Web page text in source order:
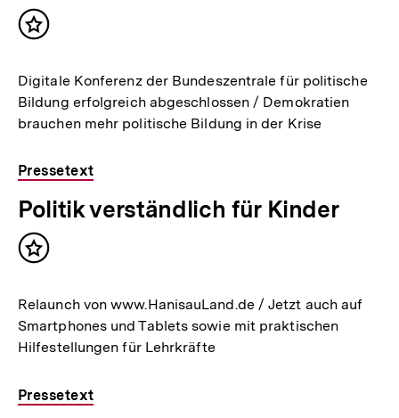
Inhalt
Digitale Konferenz der Bundeszentrale für politische
Bildung erfolgreich abgeschlossen / Demokratien
brauchen mehr politische Bildung in der Krise
Pressetext
Politik verständlich für Kinder
Inhalt
Relaunch von www.HanisauLand.de / Jetzt auch auf
Smartphones und Tablets sowie mit praktischen
Hilfestellungen für Lehrkräfte
Pressetext